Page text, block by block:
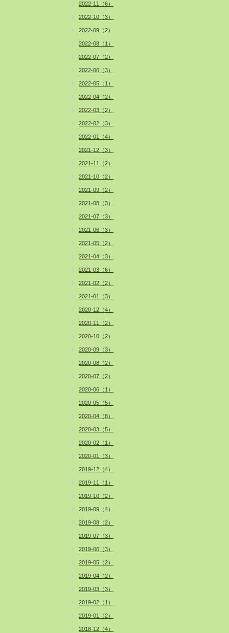
2022-11（6）
2022-10（3）
2022-09（2）
2022-08（1）
2022-07（2）
2022-06（3）
2022-05（1）
2022-04（2）
2022-03（2）
2022-02（3）
2022-01（4）
2021-12（3）
2021-11（2）
2021-10（2）
2021-09（2）
2021-08（3）
2021-07（3）
2021-06（3）
2021-05（2）
2021-04（3）
2021-03（6）
2021-02（2）
2021-01（3）
2020-12（4）
2020-11（2）
2020-10（2）
2020-09（3）
2020-08（2）
2020-07（2）
2020-06（1）
2020-05（5）
2020-04（8）
2020-03（5）
2020-02（1）
2020-01（3）
2019-12（4）
2019-11（1）
2019-10（2）
2019-09（4）
2019-08（2）
2019-07（3）
2019-06（3）
2019-05（2）
2019-04（2）
2019-03（3）
2019-02（1）
2019-01（2）
2018-12（4）